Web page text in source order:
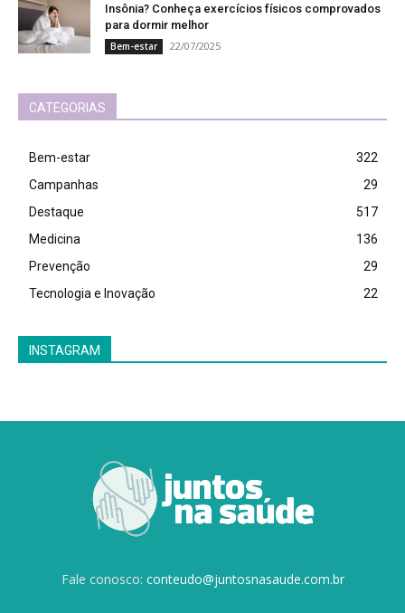
Insônia? Conheça exercícios físicos comprovados
para dormir melhor
Bem-estar 22/07/2025
CATEGORIAS
Bem-estar
322
Campanhas
29
Destaque
517
Medicina
136
Prevenção
29
Tecnologia e Inovação
22
INSTAGRAM
Fale conosco: conteudo@juntosnasaude.com.br